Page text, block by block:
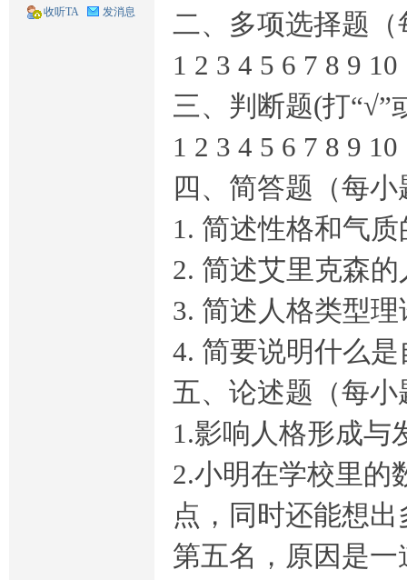
收听TA 发消息
二、多项选择题
1 2 3 4 5 6 7 8 9 10
三、判断题(打“√”
1 2 3 4 5 6 7 8 9 10
四、简答题（每
1. 简述性格和气
2. 简述艾里克森
3. 简述人格类型
4. 简要说明什么
五、论述题（每小
1.影响人格形成与
2.小明在学校里的
点，同时还能想
第五名，原因是